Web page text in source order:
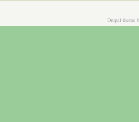
Drupal theme